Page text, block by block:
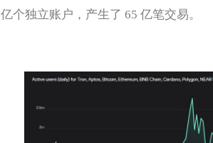
亿个独立账户，产生了 65 亿笔交易。